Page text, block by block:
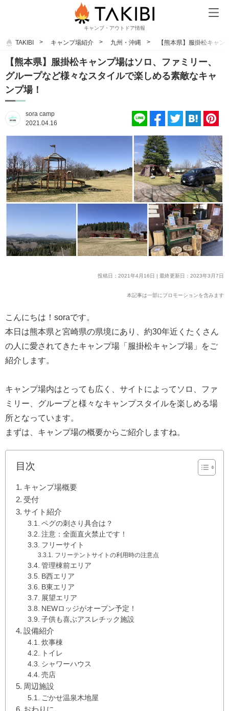
キャンプ・アウトドア情報
TAKIBI キャンプ場紹介 九州・沖縄 【熊本県】服掛松キャ
【熊本県】服掛松キャンプ場はソロ、ファミリー、
グループなど様々なスタイルで楽しめる素敵なキャ
ンプ場！
sora camp
2021.04.16
投稿日：2021年4月16日 | 最終更新日：2023年3月7日
本記事は一部にプロモーションを含みます
こんにちは！soraです。
本日は熊本県と宮崎県の県境にあり、約30年近くたくさん
の人に愛されてきたキャンプ場「服掛松キャンプ場」をご
紹介します。
キャンプ場内はとっても広く、サイトによってソロ、ファ
ミリー、グループと様々なキャンプスタイルを楽しめる場
所となっています。
まずは、キャンプ場の概要からご紹介しますね。
目次
キャンプ場概要
受付
サイト紹介
ペグの刺さり具合は？
注意：全面直火禁止です！
フリーサイト
フリーテントサイトの利用時の注意点
管理棟前エリア
B西エリア
B東エリア
展望エリア
NEWロッジがオープン予定！
子供も喜ぶアスレチック施設
設備紹介
炊事棟
トイレ
シャワーハウス
売店
周辺施設
ごかせ温泉木地屋
おわりに。